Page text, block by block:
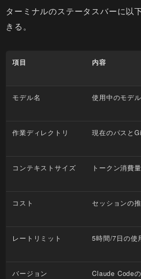
ターミナルのステータスバーに以
きる。
項目 内容
モデル名 使用中のモデ
作業ディレクトリ 現在のパスと
コンテキストサイズ トークン消費
コスト セッションの
レートリミット 5時間/7日の使
バージョン Claude Code